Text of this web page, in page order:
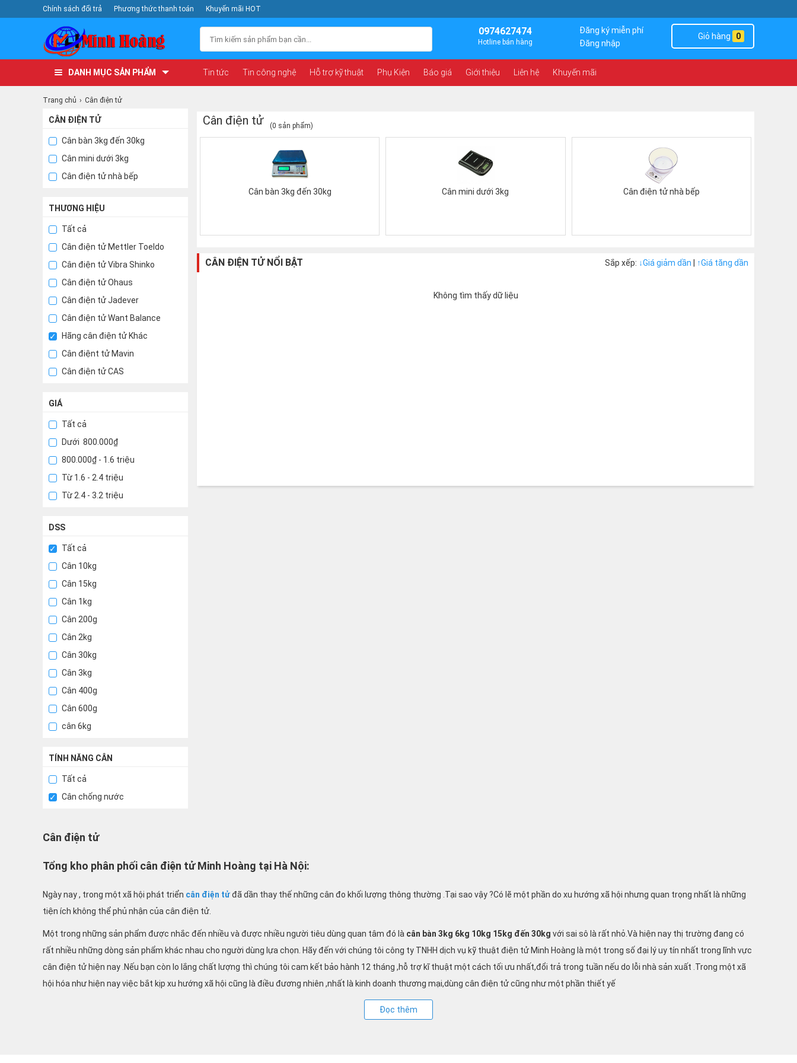
Chính sách đổi trả Phương thức thanh toán Khuyến mãi HOT
0974627474
Hotline bán hàng
Đăng ký miễn phí
Đăng nhập
Giỏ hàng 0
DANH MỤC SẢN PHẨM Tin tức Tin công nghệ Hỗ trợ kỹ thuật Phụ Kiện Báo giá Giới thiệu Liên hệ Khuyến mãi
Trang chủ Cân điện tử
CÂN ĐIỆN TỬ
Cân bàn 3kg đến 30kg
Cân mini dưới 3kg
Cân điện tử nhà bếp
THƯƠNG HIỆU
Tất cả
Cân điện tử Mettler Toeldo
Cân điện tử Vibra Shinko
Cân điện tử Ohaus
Cân điện tử Jadever
Cân điện tử Want Balance
Hãng cân điện tử Khác
Cân điệnt tử Mavin
Cân điện tử CAS
GIÁ
Tất cả
Dưới 800.000₫
800.000₫ - 1.6 triệu
Từ 1.6 - 2.4 triệu
Từ 2.4 - 3.2 triệu
DSS
Tất cả
Cân 10kg
Cân 15kg
Cân 1kg
Cân 200g
Cân 2kg
Cân 30kg
Cân 3kg
Cân 400g
Cân 600g
cân 6kg
TÍNH NĂNG CÂN
Tất cả
Cân chống nước
Cân điện tử (0 sản phẩm)
Cân bàn 3kg đến 30kg Cân mini dưới 3kg Cân điện tử nhà bếp
CÂN ĐIỆN TỬ NỔI BẬT Sắp xếp: ↓Giá giảm dần ↑Giá tăng dần
Không tìm thấy dữ liệu
Cân điện tử
Tổng kho phân phối cân điện tử Minh Hoàng tại Hà Nội:
Ngày nay , trong một xã hội phát triển cân điện tửđã dần thay thế những cân đo khối lượng thông thường .Tại sao vậy ?Có lẽ một phần do xu hướng xã hội nhưng quan trọng nhất là những
tiện ích không thể phủ nhận của cân điện tử.
Một trong những sản phẩm được nhắc đến nhiều và được nhiều người tiêu dùng quan tâm đó là cân bàn 3kg 6kg 10kg 15kg đến 30kg với sai sô là rất nhỏ.Và hiện nay thị trường đang có
rất nhiều những dòng sản phẩm khác nhau cho người dùng lựa chọn. Hãy đến với chúng tôi công ty TNHH dịch vụ kỹ thuật điện tử Minh Hoàng là một trong số đại lý uy tín nhất trong lĩnh vực
cân điện tử hiện nay .Nếu bạn còn lo lắng chất lượng thì chúng tôi cam kết bảo hành 12 tháng ,hỗ trợ kĩ thuật một cách tối ưu nhất,đổi trả trong tuần nếu do lỗi nhà sản xuất .Trong một xã
hội hóa như hiện nay việc bắt kịp xu hướng xã hội cũng là điều đương nhiên ,nhất là kinh doanh thương mại,dùng cân điện tử cũng như một phần thiết yế
cân điện tử 3kg - 6kg - 10kg - 15kg - 30kg
Đọc thêm